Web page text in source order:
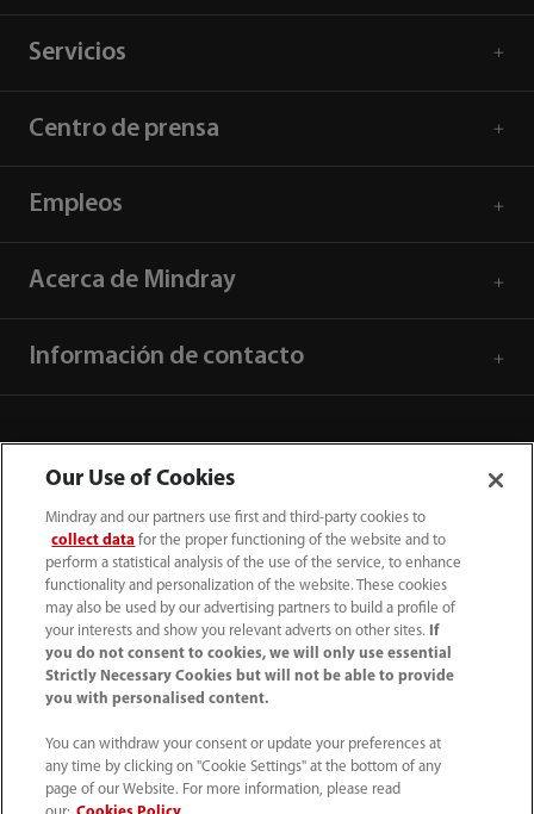
Servicios
Centro de prensa
Empleos
Acerca de Mindray
Información de contacto
52 55 5661 9450
Condiciones de uso｜ Mapa del sitio ｜ Aviso cookies
Our Use of Cookies
Mindray and our partners use first and third-party cookies to
collect data for the proper functioning of the website and to
perform a statistical analysis of the use of the service, to enhance
functionality and personalization of the website. These cookies
may also be used by our advertising partners to build a profile of
your interests and show you relevant adverts on other sites.
If
you do not consent to cookies, we will only use essential
Strictly Necessary Cookies but will not be able to provide
you with personalised content.
You can withdraw your consent or update your preferences at
any time by clicking on "Cookie Settings" at the bottom of any
page of our Website. For more information, please read